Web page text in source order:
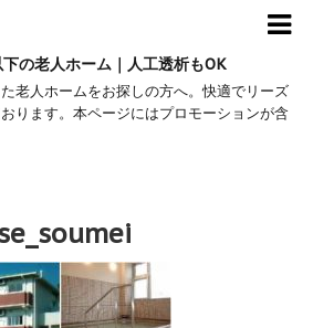
の老人ホーム｜人工透析もOK
老人ホームをお探しの方へ。快適でリーズ
ります。本ページにはプロモーションが含